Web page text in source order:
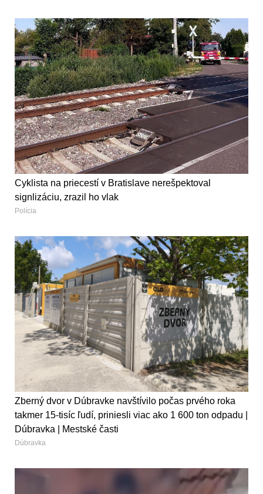
Cyklista na priecestí v Bratislave nerešpektoval
signlizáciu, zrazil ho vlak
Polícia
Zberný dvor v Dúbravke navštívilo počas prvého roka
takmer 15-tisíc ľudí, priniesli viac ako 1 600 ton odpadu |
Dúbravka | Mestské časti
Dúbravka